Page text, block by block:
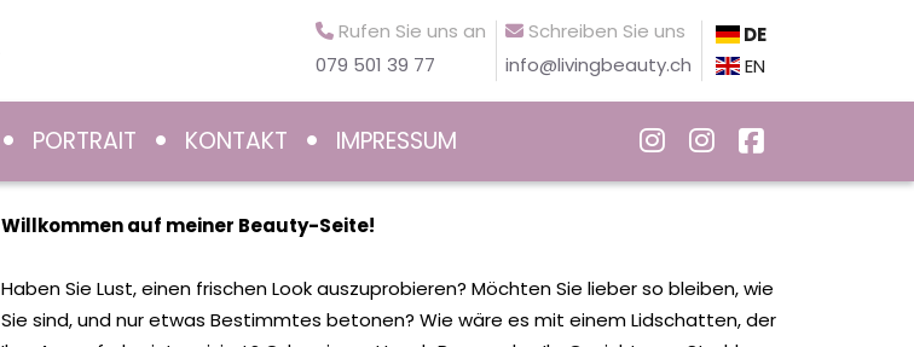
Rufen Sie uns an
079 501 39 77
Schreiben Sie uns
info@livingbeauty.ch
DE
EN
PORTRAIT KONTAKT IMPRESSUM
Willkommen auf meiner Beauty-Seite!
Haben Sie Lust, einen frischen Look auszuprobieren? Möchten Sie lieber so bleiben, wie
Sie sind, und nur etwas Bestimmtes betonen? Wie wäre es mit einem Lidschatten, der